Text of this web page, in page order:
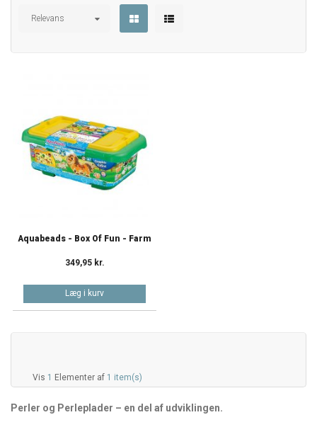
Relevans
Aquabeads - Box Of Fun - Farm
349,95 kr.
Læg i kurv
Vis 1 Elementer af 1 item(s)
Perler og Perleplader – en del af udviklingen.